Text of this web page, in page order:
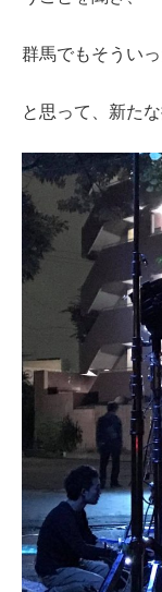
群馬でもそうい
と思って、新た